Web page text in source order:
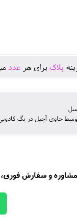
پلاک برای هر عدد
حاوی آجیل در بگ
و سفارش فوری،